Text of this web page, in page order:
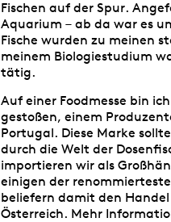
Fischen auf der Spur.
Aquarium – ab da war es
Fische wurden zu meinen
meinem Biologiestudium
tätig.
Auf einer Foodmesse bin
gestoßen, einem
Portugal. Diese Marke
durch die Welt der
importieren wir als
einigen der
beliefern damit den
Österreich. Mehr